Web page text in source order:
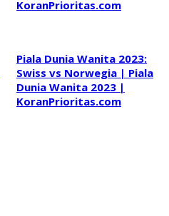
KoranPrioritas.com
Piala Dunia Wanita 2023:
Swiss vs Norwegia | Piala
Dunia Wanita 2023 |
KoranPrioritas.com